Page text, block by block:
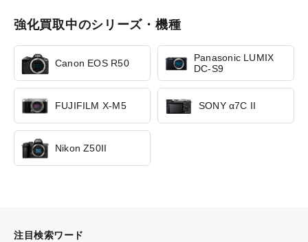
強化買取中のシリーズ・機種
Canon EOS R50
Panasonic LUMIX
DC-S9
FUJIFILM X-M5 SONY α7C II
Nikon Z50II
注目検索ワード